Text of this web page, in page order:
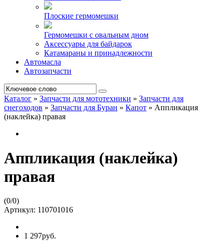
Плоские гермомешки
Гермомешки с овальным дном
Аксессуары для байдарок
Катамараны и принадлежности
Автомасла
Автозапчасти
Каталог » Запчасти для мототехники » Запчасти для
снегоходов » Запчасти для Буран » Капот » Аппликация
(наклейка) правая
Аппликация (наклейка)
правая
(0/0)
Артикул: 110701016
1 297руб.